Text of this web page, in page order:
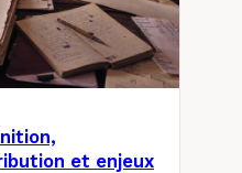
et enjeux